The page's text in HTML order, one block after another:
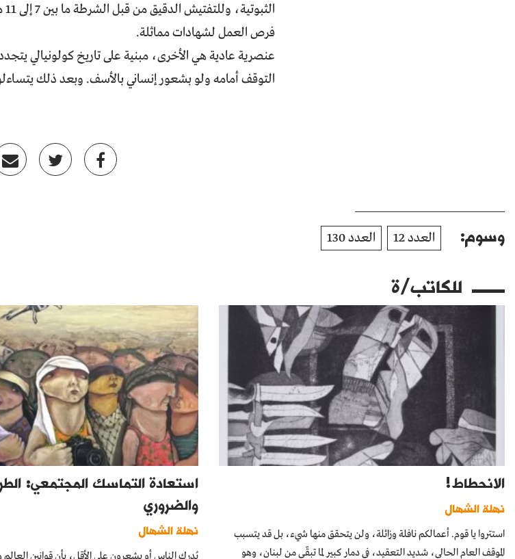
فرص العمل لشهادات مماثلة.
عنصرية عادية هي الأخرى، مبنية على تاريخ كولونيالي
التوقف أمامه ولو بشعور إنساني بالأسف. وبعد ذلك
وسوم: العدد 12 العدد 130
للكاتب/ة
الانحطاط!
نهلة الشهال
استتروا يا قوم. أعمالكم نافلة وزائلة، ولن يتحقق منها شيء، بل قد يتسبب
الموقف العام الحالي، شديد التعقيد، في دمار كبير لما تبقّى من لبنان، وهو
استعادة التماسك المجتمعي:
والضروري
نهلة الشهال